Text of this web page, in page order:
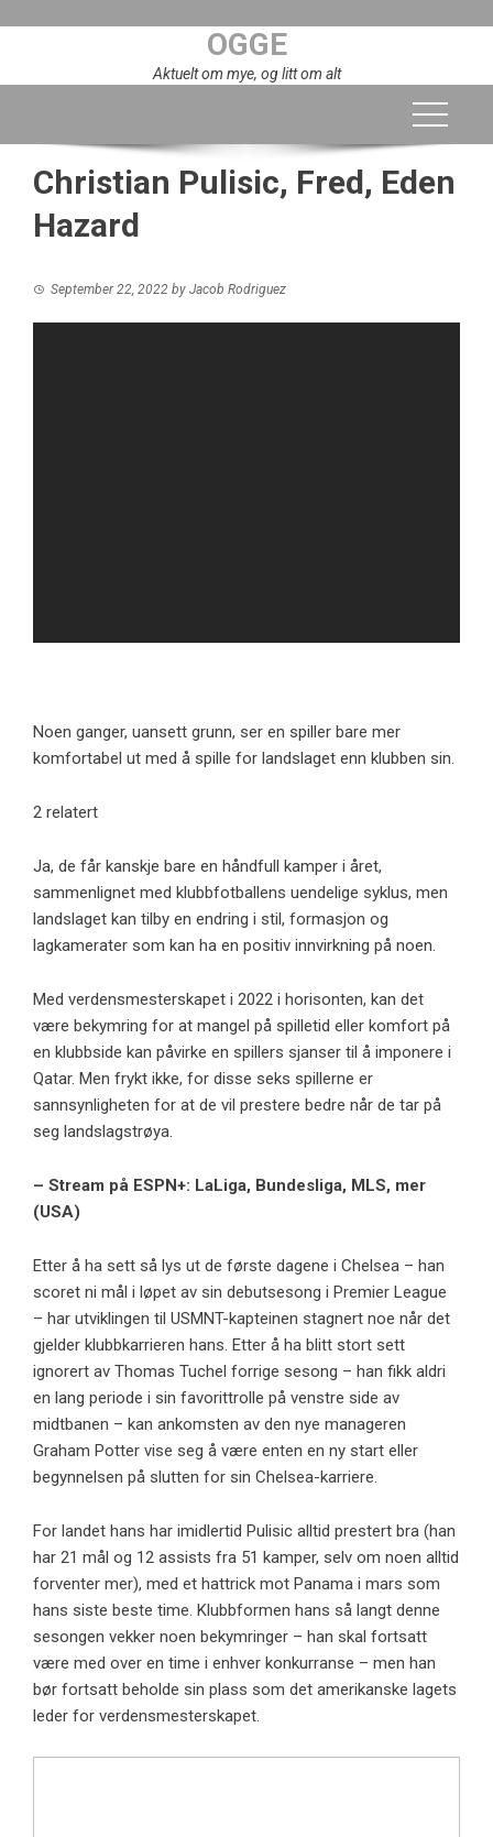
OGGE
Aktuelt om mye, og litt om alt
Christian Pulisic, Fred, Eden
Hazard
September 22, 2022 by Jacob Rodriguez
Noen ganger, uansett grunn, ser en spiller bare mer
komfortabel ut med å spille for landslaget enn klubben sin.
2 relatert
Ja, de får kanskje bare en håndfull kamper i året,
sammenlignet med klubbfotballens uendelige syklus, men
landslaget kan tilby en endring i stil, formasjon og
lagkamerater som kan ha en positiv innvirkning på noen.
Med verdensmesterskapet i 2022 i horisonten, kan det
være bekymring for at mangel på spilletid eller komfort på
en klubbside kan påvirke en spillers sjanser til å imponere i
Qatar. Men frykt ikke, for disse seks spillerne er
sannsynligheten for at de vil prestere bedre når de tar på
seg landslagstrøya.
– Stream på ESPN+: LaLiga, Bundesliga, MLS, mer
(USA)
Etter å ha sett så lys ut de første dagene i Chelsea – han
scoret ni mål i løpet av sin debutsesong i Premier League
– har utviklingen til USMNT-kapteinen stagnert noe når det
gjelder klubbkarrieren hans. Etter å ha blitt stort sett
ignorert av Thomas Tuchel forrige sesong – han fikk aldri
en lang periode i sin favorittrolle på venstre side av
midtbanen – kan ankomsten av den nye manageren
Graham Potter vise seg å være enten en ny start eller
begynnelsen på slutten for sin Chelsea-karriere.
For landet hans har imidlertid Pulisic alltid prestert bra (han
har 21 mål og 12 assists fra 51 kamper, selv om noen alltid
forventer mer), med et hattrick mot Panama i mars som
hans siste beste time. Klubbformen hans så langt denne
sesongen vekker noen bekymringer – han skal fortsatt
være med over en time i enhver konkurranse – men han
bør fortsatt beholde sin plass som det amerikanske lagets
leder for verdensmesterskapet.